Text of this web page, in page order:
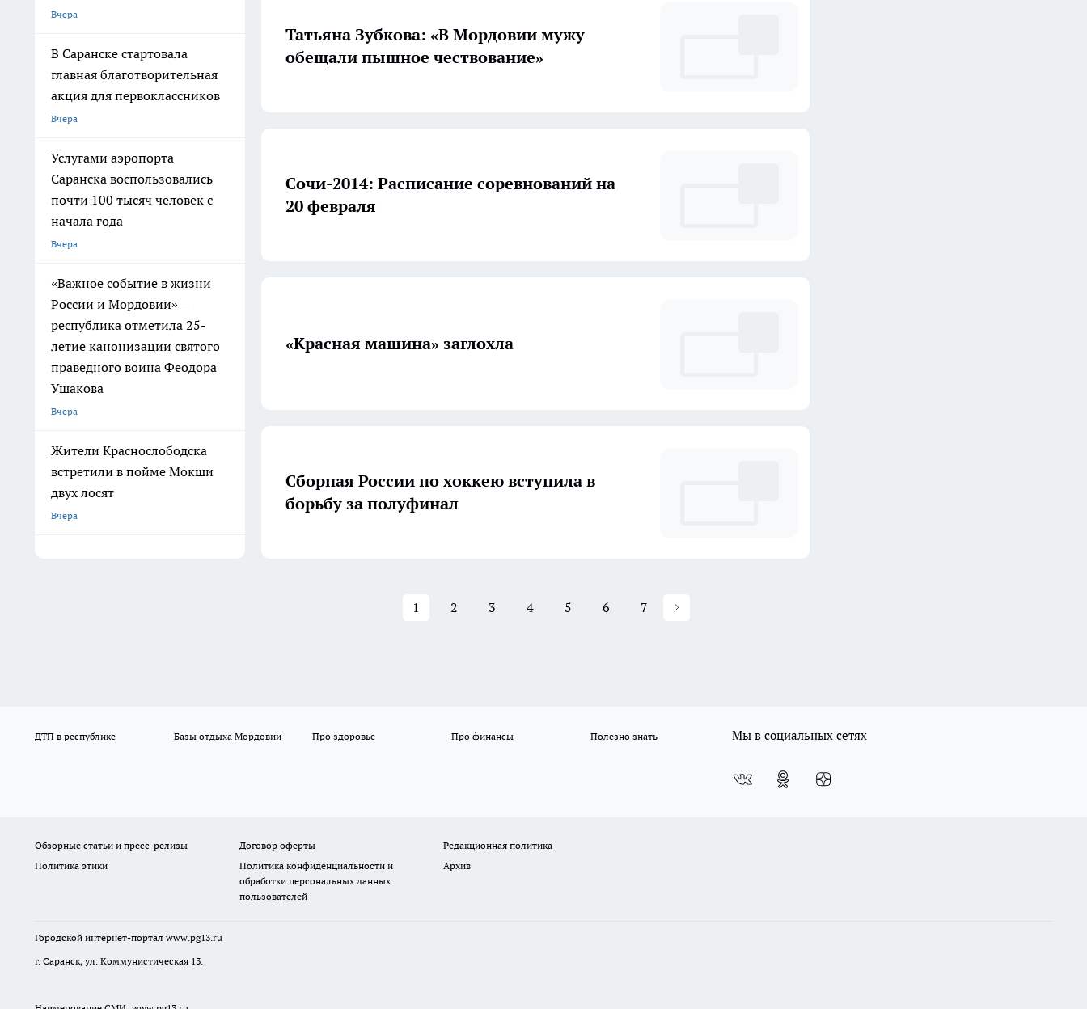
Вчера
В Саранске стартовала
главная благотворительная
акция для первоклассников
Вчера
Услугами аэропорта
Саранска воспользовались
почти 100 тысяч человек с
начала года
Вчера
«Важное событие в жизни
России и Мордовии» –
республика отметила 25-
летие канонизации святого
праведного воина Феодора
Ушакова
Вчера
Жители Краснослободска
встретили в пойме Мокши
двух лосят
Вчера
Татьяна Зубкова: «В Мордовии мужу
обещали пышное чествование»
Сочи-2014: Расписание соревнований на
20 февраля
«Красная машина» заглохла
Сборная России по хоккею вступила в
борьбу за полуфинал
1 2 3 4 5 6 7
ДТП в республике Базы отдыха Мордовии Про здоровье Про финансы Полезно знать Мы в социальных сетях
Обзорные статьи и пресс-релизы Договор оферты
Редакционная политика
Политика этики
Политика конфиденциальности и
обработки персональных данных
пользователей
Архив
Городской интернет-портал www.pg13.ru
г. Саранск, ул. Коммунистическая 13.